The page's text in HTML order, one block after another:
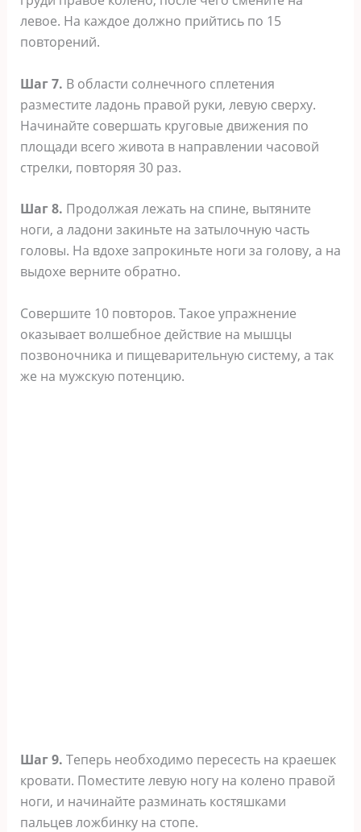
левое. На каждое должно прийтись по 15
повторений.
Шаг 7. В области солнечного сплетения
разместите ладонь правой руки, левую сверху.
Начинайте совершать круговые движения по
площади всего живота в направлении часовой
стрелки, повторяя 30 раз.
Шаг 8. Продолжая лежать на спине, вытяните
ноги, а ладони закиньте на затылочную часть
головы. На вдохе запрокиньте ноги за голову, а на
выдохе верните обратно.
Совершите 10 повторов. Такое упражнение
оказывает волшебное действие на мышцы
позвоночника и пищеварительную систему, а так
же на мужскую потенцию.
Шаг 9. Теперь необходимо пересесть на краешек
кровати. Поместите левую ногу на колено правой
ноги, и начинайте разминать костяшками
пальцев ложбинку на стопе.